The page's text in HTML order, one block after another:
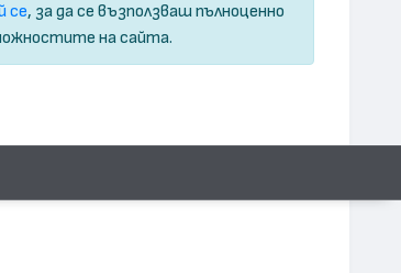
се, за да се възползваш пълноценно
на сайта.